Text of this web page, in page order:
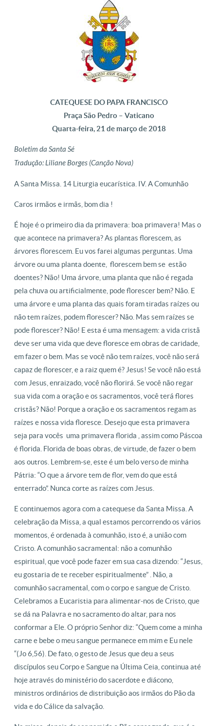
CATEQUESE DO PAPA FRANCISCO
Praça São Pedro – Vaticano
Quarta-feira, 21 de março de 2018
Boletim da Santa Sé
Tradução: Liliane Borges (Canção Nova)
A Santa Missa. 14 Liturgia eucarística. IV. A Comunhão
Caros irmãos e irmãs, bom dia !
É hoje é o primeiro dia da primavera: boa primavera! Mas o
que acontece na primavera? As plantas florescem, as
árvores florescem. Eu vos farei algumas perguntas. Uma
árvore ou uma planta doente, florescem bem se estão
doentes? Não! Uma árvore, uma planta que não é regada
pela chuva ou artificialmente, pode florescer bem? Não. E
uma árvore e uma planta das quais foram tiradas raízes ou
não tem raízes, podem florescer? Não. Mas sem raízes se
pode florescer? Não! E esta é uma mensagem: a vida cristã
deve ser uma vida que deve floresce em obras de caridade,
em fazer o bem. Mas se você não tem raízes, você não será
capaz de florescer, e a raiz quem é? Jesus! Se você não está
com Jesus, enraizado, você não florirá. Se você não regar
sua vida com a oração e os sacramentos, você terá flores
cristãs? Não! Porque a oração e os sacramentos regam as
raízes e nossa vida floresce. Desejo que esta primavera
seja para vocês uma primavera florida , assim como Páscoa
é florida. Florida de boas obras, de virtude, de fazer o bem
aos outros. Lembrem-se, este é um belo verso de minha
Pátria: “O que a árvore tem de flor, vem do que está
enterrado”. Nunca corte as raízes com Jesus.
E continuemos agora com a catequese da Santa Missa. A
celebração da Missa, a qual estamos percorrendo os vários
momentos, é ordenada à comunhão, isto é, a união com
Cristo. A comunhão sacramental: não a comunhão
espiritual, que você pode fazer em sua casa dizendo: “Jesus,
eu gostaria de te receber espiritualmente” . Não, a
comunhão sacramental, com o corpo e sangue de Cristo.
Celebramos a Eucaristia para alimentar-nos de Cristo, que
se dá na Palavra e no sacramento do altar, para nos
conformar a Ele. O próprio Senhor diz: “Quem come a minha
carne e bebe o meu sangue permanece em mim e Eu nele
“(Jo 6,56). De fato, o gesto de Jesus que deu a seus
discípulos seu Corpo e Sangue na Última Ceia, continua até
hoje através do ministério do sacerdote e diácono,
ministros ordinários de distribuição aos irmãos do Pão da
vida e do Cálice da salvação.